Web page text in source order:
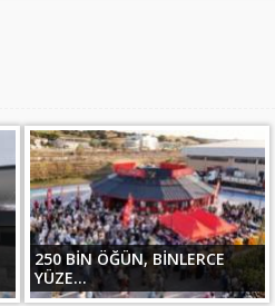
250 BİN ÖĞÜN, BİNLERCE
YÜZE...